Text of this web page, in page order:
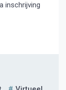
inschrijving